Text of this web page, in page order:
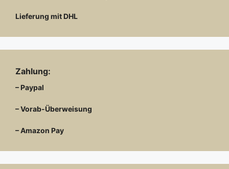
Lieferung mit DHL
Zahlung:
– Paypal
– Vorab-Überweisung
– Amazon Pay